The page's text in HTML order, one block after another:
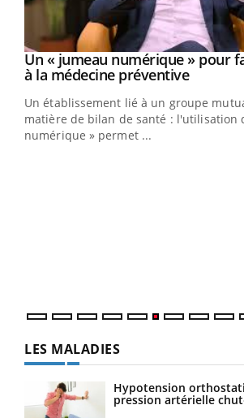
Youtube
Un « jumeau numérique » pour
à la médecine préventiveYoutube
Un établissement lié à un groupe
matière de bilan de santé : l'utilisation
numérique » permet ...
Youtube
COUP DE FOOD sur le diabète
Coup de food sur le diabète, c'est votre
vous culinaire qui bouscule les idées
épisode, une ...
LES MALADIES
Hypotension
pression artérielle